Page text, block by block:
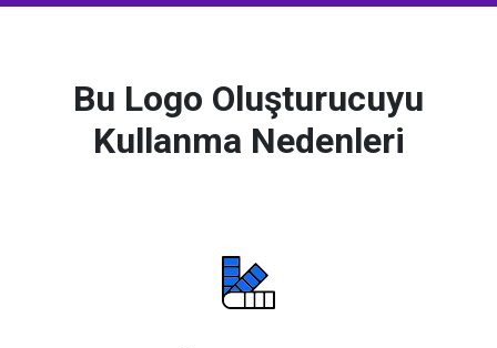
Bu Logo Oluşturucuyu
Kullanma Nedenleri